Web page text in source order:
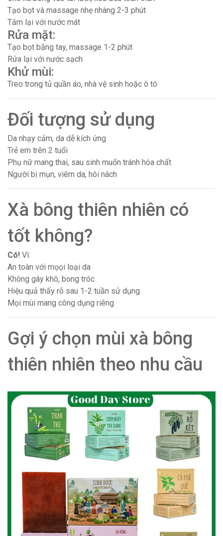
Tạo bọt và massage nhẹ nhàng 2-3 phút
Tắm lại với nước mát
Rửa mặt:
Tạo bọt bằng tay, massage 1-2 phút
Rửa lại với nước sạch
Khử mùi:
Treo trong tủ quần áo, nhà vệ sinh hoặc ô tô
Đối tượng sử dụng
Da nhạy cảm, da dễ kích ứng
Trẻ em trên 2 tuổi
Phụ nữ mang thai, sau sinh muốn tránh hóa chất
Người bị mụn, viêm da, hôi nách
Xà bông thiên nhiên có
tốt không?
Có! Vì:
An toàn với mọọi loại da
Không gây khô, bong tróc
Hiệu quả thấy rõ sau 1-2 tuần sử dụng
Mọi mùi mang công dụng riêng
Gợi ý chọn mùi xà bông
thiên nhiên theo nhu cầu